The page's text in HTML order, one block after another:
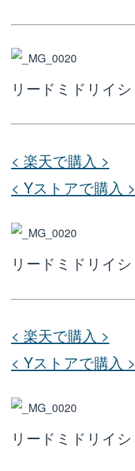
リードミドリイシ
< 楽天で購入 >
< Yストアで購入 >
リードミドリイシ
< 楽天で購入 >
< Yストアで購入 >
リードミドリイシ